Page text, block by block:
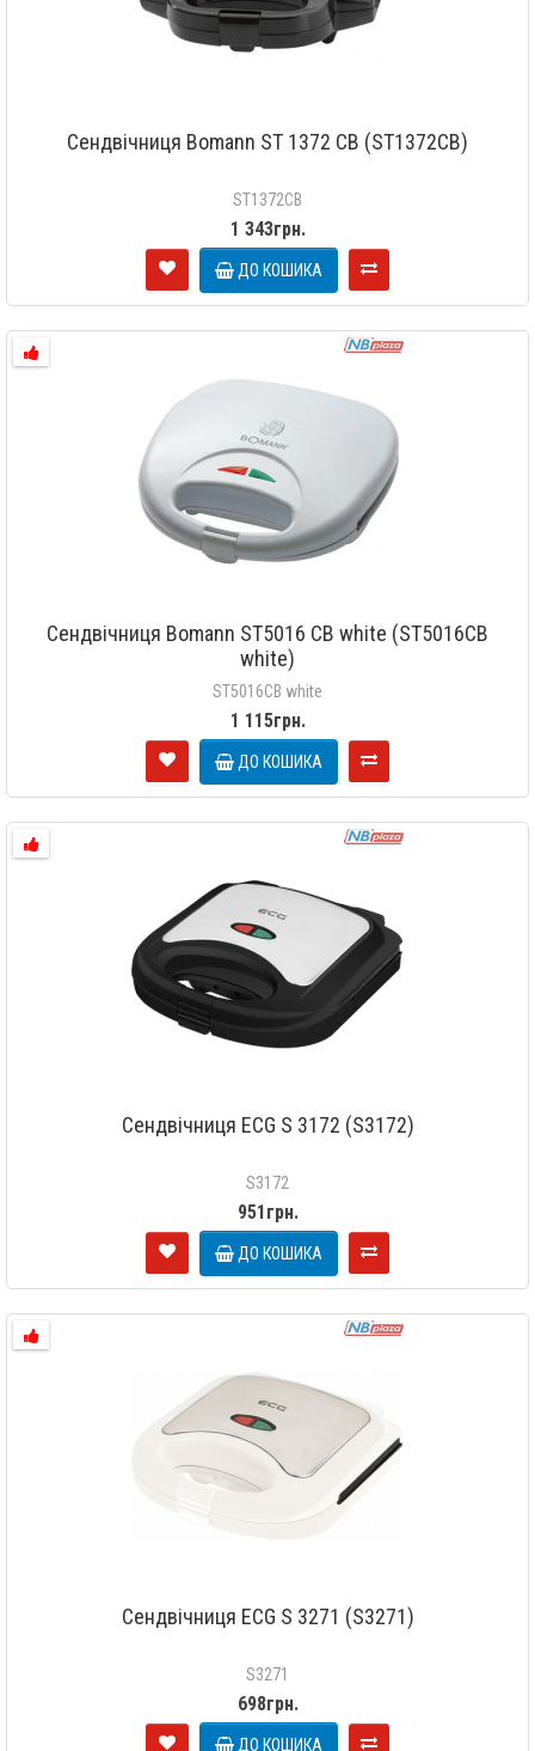
Сендвічниця Bomann ST 1372 CB (ST1372CB)
ST1372CB
1 343грн.
ДО КОШИКА
Сендвічниця Bomann ST5016 CB white (ST5016CB
white)
ST5016CB white
1 115грн.
ДО КОШИКА
Сендвічниця ECG S 3172 (S3172)
S3172
951грн.
ДО КОШИКА
Сендвічниця ECG S 3271 (S3271)
S3271
698грн.
ДО КОШИКА